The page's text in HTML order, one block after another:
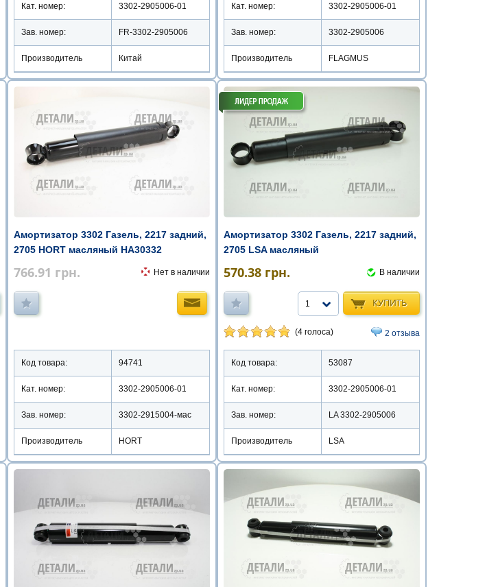
Кат. номер: 3302-2905006-01
Зав. номер: FR-3302-2905006
Производитель Китай
Кат. номер: 3302-2905006-01
Зав. номер: 3302-2905006
Производитель FLAGMUS
Амортизатор 3302 Газель, 2217 задний,
2705 HORT масляный HA30332
766.91 грн. Нет в наличии
Код товара: 94741
Кат. номер: 3302-2905006-01
Зав. номер: 3302-2915004-мас
Производитель HORT
Амортизатор 3302 Газель, 2217 задний,
2705 LSA масляный
570.38 грн. В наличии
КУПИТЬ
1
(4 голоса) 2 отзыва
Код товара: 53087
Кат. номер: 3302-2905006-01
Зав. номер: LA 3302-2905006
Производитель LSA